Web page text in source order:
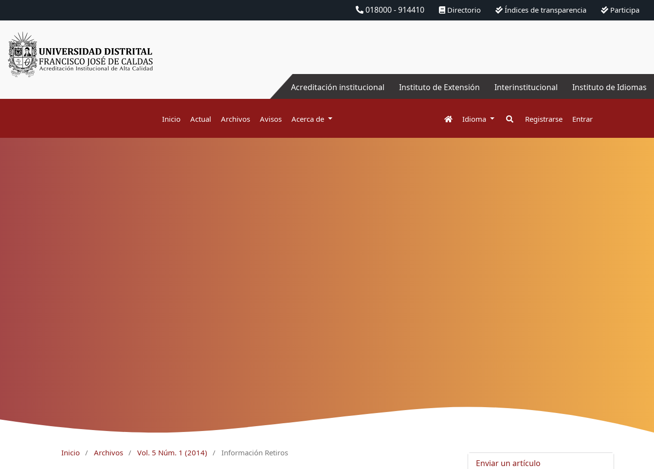
018000 - 914410 Directorio Índices de transparencia Participa
Acreditación institucional Instituto de Extensión Interinstitucional Instituto de Idiomas
Inicio Actual Archivos Avisos Acerca de Idioma Registrarse Entrar
Inicio / Archivos / Vol. 5 Núm. 1 (2014) / Información Retiros
Enviar un artículo